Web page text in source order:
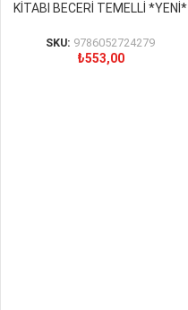
KİTABI BECERİ TEMELLİ *YENİ*
SKU: 9786052724279
₺553,00